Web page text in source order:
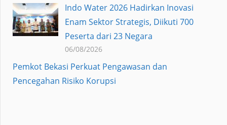
Indo Water 2026 Hadirkan Inovasi
Enam Sektor Strategis, Diikuti 700
Peserta dari 23 Negara
06/08/2026
Pemkot Bekasi Perkuat Pengawasan dan
Pencegahan Risiko Korupsi